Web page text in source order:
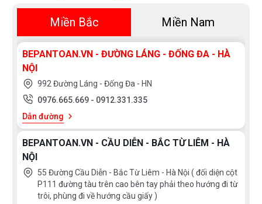
Miền Bắc Miền Nam
BEPANTOAN.VN - ĐƯỜNG LÁNG - ĐỐNG ĐA - HÀ
NỘI
992 Đường Láng - Đống Đa - HN
0976.665.669 - 0912.331.335
Dẫn đường
BEPANTOAN.VN - CẦU DIỄN - BẮC TỪ LIÊM - HÀ
NỘI
55 Đường Cầu Diễn - Bắc Từ Liêm - Hà Nội ( đối diện cột
P111 đường tàu trên cao bên tay phải theo hướng đi từ
trôi, phùng đi về hướng cầu giấy )